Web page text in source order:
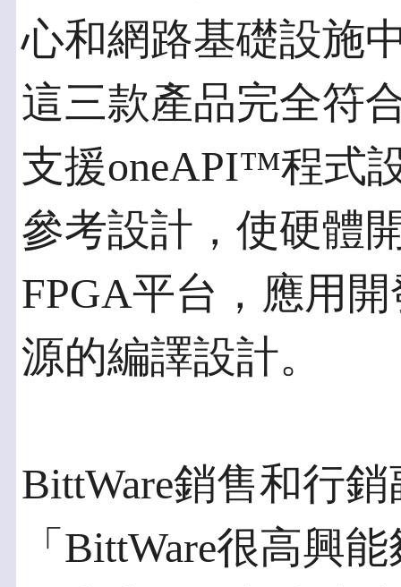
心和網路基礎設施
這三款產品完全符
支援oneAPI™程式
參考設計，使硬體
FPGA平台，應用
源的編譯設計。
BittWare銷售和行
「BittWare很高興